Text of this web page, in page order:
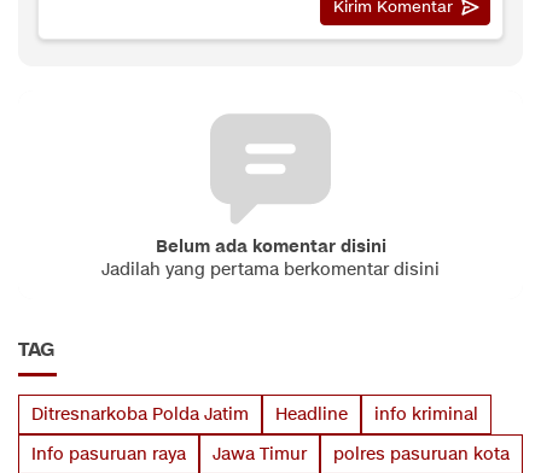
Belum ada komentar disini
Jadilah yang pertama berkomentar disini
TAG
Ditresnarkoba Polda Jatim Headline
info kriminal
Info pasuruan raya
Jawa Timur
polres pasuruan kota